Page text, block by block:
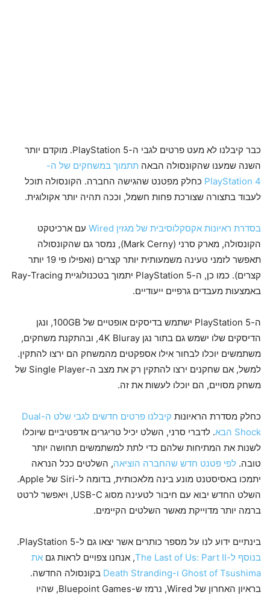
כבר קיבלנו לא מעט פרטים לגבי ה-PlayStation 5. מוקדם יותר
השנה שמענו שהקונסולה הבאה תתמוך במשחקים של ה-
PlayStation 4 כחלק מפטנט שהגישה החברה. הקונסולה תוכל
לעבוד בתצורה שצורכת פחות חשמל, וככה תהיה יותר אקולוגית.
בסדרת ראיונות אקסקלוסיבית של מגזין Wired
עם ארכיטקט
הקונסולה, מארק סרני (Mark Cerny), נמסר גם שהקונסולה
תאפשר לזמני טעינה משמעותית יותר קצרים (ואפילו פי 19 יותר
קצרים). כמו כן, ה-PlayStation 5 יתמוך בטכנולוגיית Ray-Tracing
באמצעות מעבדים גרפיים ייעודיים.
ה-PlayStation 5 ישתמש בדיסקים אופטיים של 100GB, ונגן
הדיסקים שלו ישמש גם בתור נגן 4K Bluray, ובהתקנת משחקים,
משתמשים יוכלו לבחור אילו אספקטים מהמשחק הם ירצו להתקין.
למשל, אם שחקנים ירצו להתקין רק את מצב ה-Single Player של
משחק מסויים, הם יוכלו לעשות את זה.
כחלק מסדרת הראיונות
קיבלנו פרטים חדשים לגבי שלט ה-Dual
Shock הבא
. לדברי סרני, השלט יכיל טריגרים אדפטיביים שיוכלו
לשנות את המתיחות שלהם כדי לתת למשתמשים תחושה יותר
טובה. לפי פטנט חדש שהחברה הוציאה, השלטים ככל הנראה
יתמכו באסיסטנט מונע בינה מלאכותית, בדומה ל-Siri של Apple.
השלט החדש יבוא עם חיבור לטעינה מסוג USB-C, ויאפשר לרטט
ברמה יותר מדוייקת מאשר השלטים הקיימים.
בינתיים ידוע לנו על מספר כותרים אשר יצאו גם ל-PlayStation 5.
בנוסף ל-The Last of Us: Part II
, אנחנו צפויים לראות גם את
Ghost of Tsushima ו-Death Stranding
בקונסולה החדשה.
בראיון האחרון של Wired, נרמז ש-Bluepoint Games, שהיו